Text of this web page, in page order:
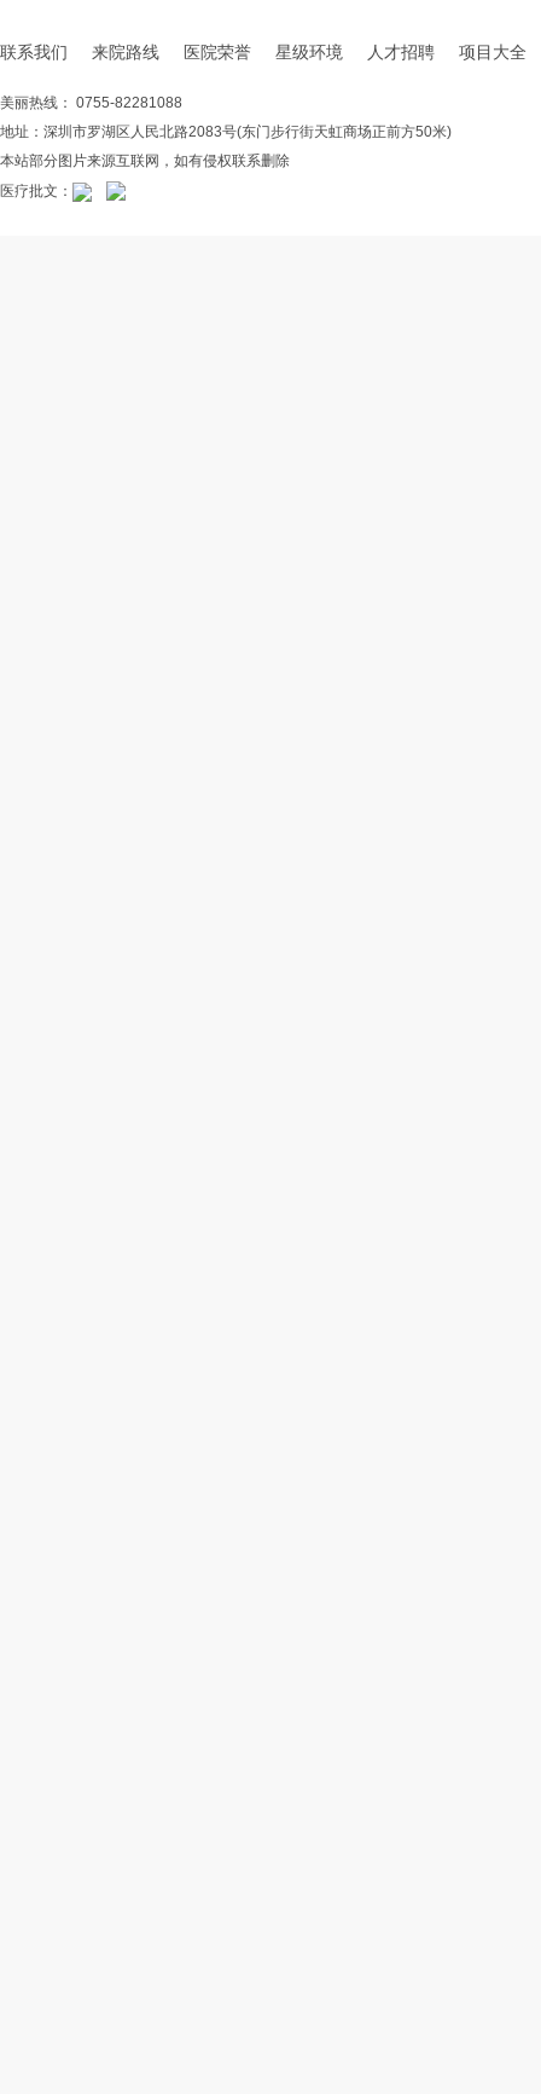
联系我们 来院路线 医院荣誉 星级环境 人才招聘 项目大全
美丽热线： 0755-82281088
地址：深圳市罗湖区人民北路2083号(东门步行街天虹商场正前方50米)
本站部分图片来源互联网，如有侵权联系删除
医疗批文：